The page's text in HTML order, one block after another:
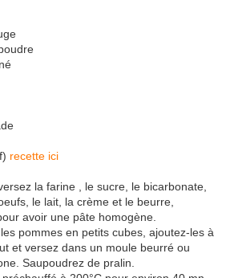
recette ici
la farine , le sucre, le bicarbonate,
le lait, la crème et le beurre,
avoir une pâte homogène.
pommes en petits cubes, ajoutez-les à
et versez dans un moule beurré ou
Saupoudrez de pralin.